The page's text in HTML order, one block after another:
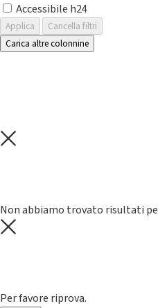
Accessibile h24
Applica
Cancella filtri
Carica altre colonnine
Non abbiamo trovato risultati
Per favore riprova.